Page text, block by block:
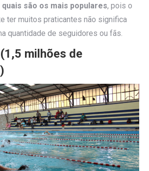
são os mais populares, pois o
ter muitos praticantes não significa
quantidade de seguidores ou fãs.
milhões de